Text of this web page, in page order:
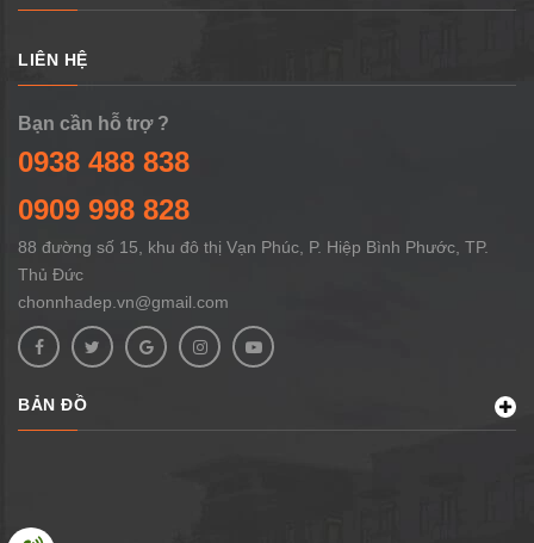
LIÊN HỆ
Bạn cần hỗ trợ ?
0938 488 838
0909 998 828
88 đường số 15, khu đô thị Vạn Phúc, P. Hiệp Bình Phước, TP.
Thủ Đức
chonnhadep.vn@gmail.com
BẢN ĐỒ